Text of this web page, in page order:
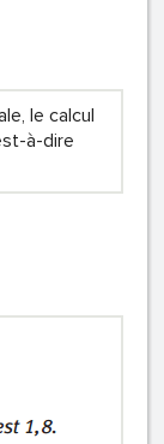
le calcul
à-dire